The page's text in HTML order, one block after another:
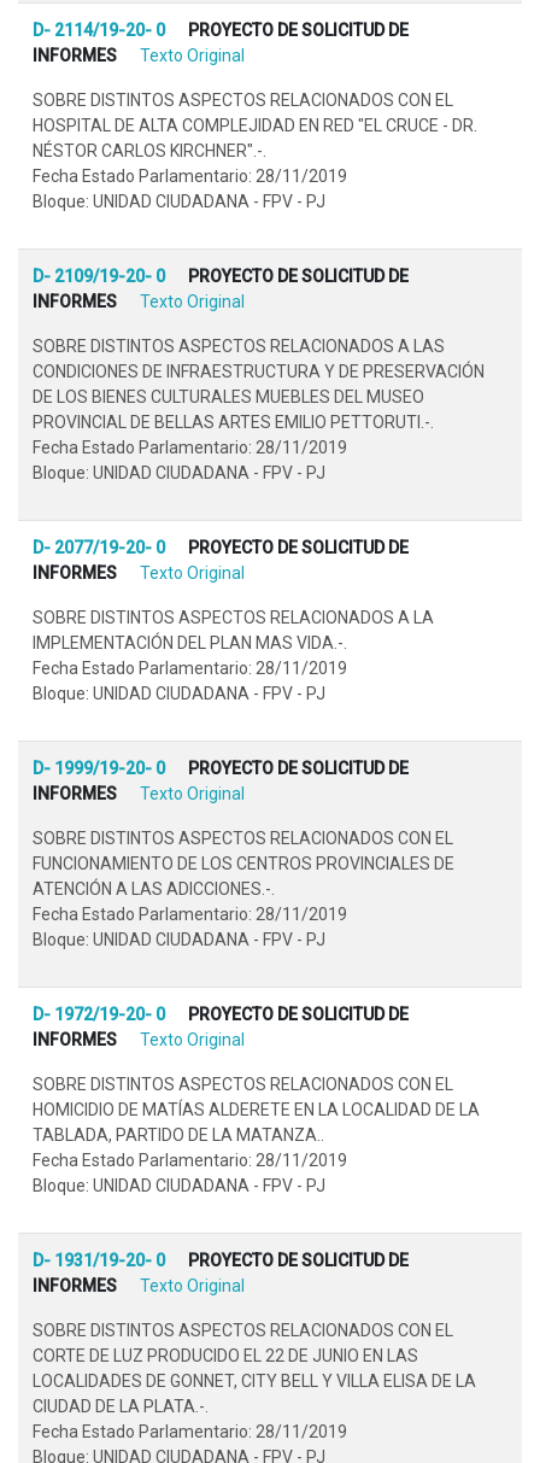
D- 2114/19-20- 0
PROYECTO DE SOLICITUD DE
INFORMES
Texto Original
SOBRE DISTINTOS ASPECTOS RELACIONADOS CON EL
HOSPITAL DE ALTA COMPLEJIDAD EN RED "EL CRUCE - DR.
NÉSTOR CARLOS KIRCHNER".-.
Fecha Estado Parlamentario: 28/11/2019
Bloque: UNIDAD CIUDADANA - FPV - PJ
D- 2109/19-20- 0
PROYECTO DE SOLICITUD DE
INFORMES
Texto Original
SOBRE DISTINTOS ASPECTOS RELACIONADOS A LAS
CONDICIONES DE INFRAESTRUCTURA Y DE PRESERVACIÓN
DE LOS BIENES CULTURALES MUEBLES DEL MUSEO
PROVINCIAL DE BELLAS ARTES EMILIO PETTORUTI.-.
Fecha Estado Parlamentario: 28/11/2019
Bloque: UNIDAD CIUDADANA - FPV - PJ
D- 2077/19-20- 0
PROYECTO DE SOLICITUD DE
INFORMES
Texto Original
SOBRE DISTINTOS ASPECTOS RELACIONADOS A LA
IMPLEMENTACIÓN DEL PLAN MAS VIDA.-.
Fecha Estado Parlamentario: 28/11/2019
Bloque: UNIDAD CIUDADANA - FPV - PJ
D- 1999/19-20- 0
PROYECTO DE SOLICITUD DE
INFORMES
Texto Original
SOBRE DISTINTOS ASPECTOS RELACIONADOS CON EL
FUNCIONAMIENTO DE LOS CENTROS PROVINCIALES DE
ATENCIÓN A LAS ADICCIONES.-.
Fecha Estado Parlamentario: 28/11/2019
Bloque: UNIDAD CIUDADANA - FPV - PJ
D- 1972/19-20- 0
PROYECTO DE SOLICITUD DE
INFORMES
Texto Original
SOBRE DISTINTOS ASPECTOS RELACIONADOS CON EL
HOMICIDIO DE MATÍAS ALDERETE EN LA LOCALIDAD DE LA
TABLADA, PARTIDO DE LA MATANZA..
Fecha Estado Parlamentario: 28/11/2019
Bloque: UNIDAD CIUDADANA - FPV - PJ
D- 1931/19-20- 0
PROYECTO DE SOLICITUD DE
INFORMES
Texto Original
SOBRE DISTINTOS ASPECTOS RELACIONADOS CON EL
CORTE DE LUZ PRODUCIDO EL 22 DE JUNIO EN LAS
LOCALIDADES DE GONNET, CITY BELL Y VILLA ELISA DE LA
CIUDAD DE LA PLATA.-.
Fecha Estado Parlamentario: 28/11/2019
Bloque: UNIDAD CIUDADANA - FPV - PJ